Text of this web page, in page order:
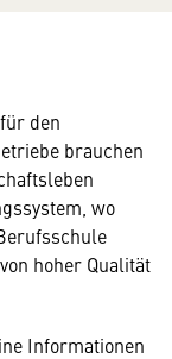
den
brauchen
wo
hoher Qualität
Informationen